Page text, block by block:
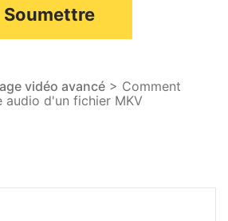
Soumettre
vidéo avancé > Comment
audio d'un fichier MKV